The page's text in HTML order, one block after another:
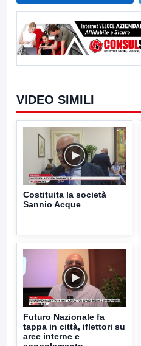
VIDEO SIMILI
Costituita la società
Sannio Acque
Futuro Nazionale fa
tappa in città, iflettori su
aree interne e